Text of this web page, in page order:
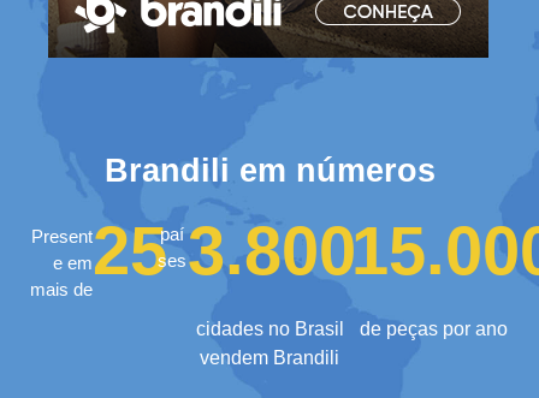
Brandili em números
Present
e em
mais de
25paí
ses3.800
cidades no Brasil
vendem Brandili
de peças por ano